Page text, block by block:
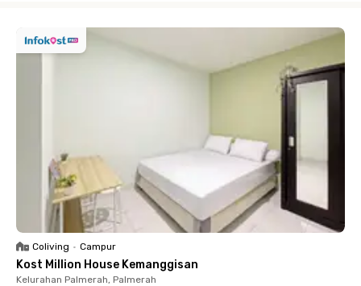
Coliving • Campur
Kost Million House Kemanggisan
Kelurahan Palmerah, Palmerah